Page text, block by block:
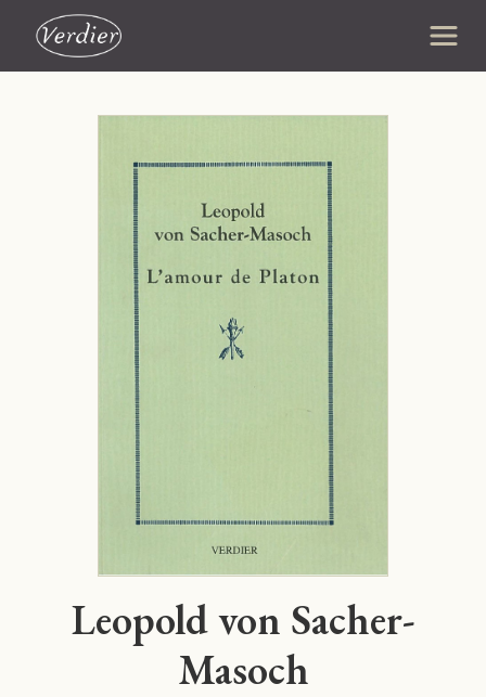
Leopold von Sacher-
Masoch